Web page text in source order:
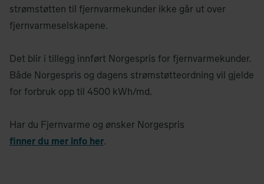
strømstøtten til fjernvarmekunder ikke går ut over
fjernvarmeselskapene.
Det blir i tillegg innført Norgespris for fjernvarmekunder.
Både Norgespris og dagens strømstøtteordning vil gjelde
for forbruk opp til 4500 kWh/md.
Har du Fjernvarme og ønsker Norgespris
finner du mer info her.